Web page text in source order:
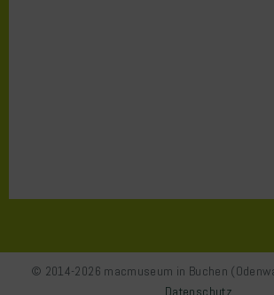
© 2014-2026 macmuseum in Buchen
Datenschutz